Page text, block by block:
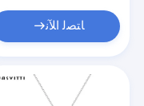
ﺎﺘﺼﻟ ﺍﻶﻧ